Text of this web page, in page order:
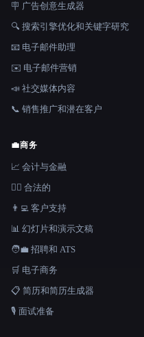
🪧 广告创意生成器
🔍 搜索引擎优化和关键字研究
📧 电子邮件助理
✉️ 电子邮件营销
📣 社交媒体内容
📞 销售推广和潜在客户
💼商务
📈 会计与金融
👩‍⚖️ 合法的
👨‍💻 客户支持
📊 幻灯片和演示文稿
🧑‍💼 招聘和 ATS
🛒 电子商务
📋 简历和简历生成器
🎙️ 面试准备